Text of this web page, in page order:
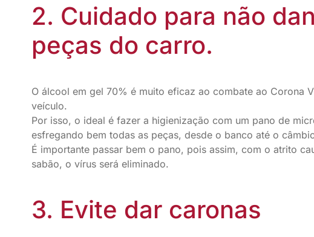
2. Cuidado para não
peças do carro.
O álcool em gel 70% é muito eficaz ao combate ao Corona
veículo.
Por isso, o ideal é fazer a higienização com um pano de
esfregando bem todas as peças, desde o banco até o
É importante passar bem o pano, pois assim, com o atrito
sabão, o vírus será eliminado.
3. Evite dar caronas